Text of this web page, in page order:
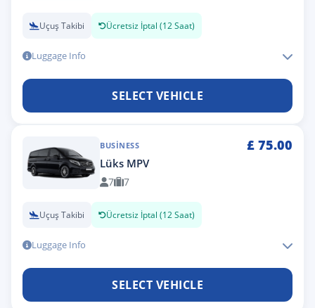
Uçuş Takibi Ücretsiz İptal (12 Saat)
Luggage Info
SELECT VEHICLE
BUSINESS £ 75.00
Lüks MPV
7 7
Uçuş Takibi Ücretsiz İptal (12 Saat)
Luggage Info
SELECT VEHICLE